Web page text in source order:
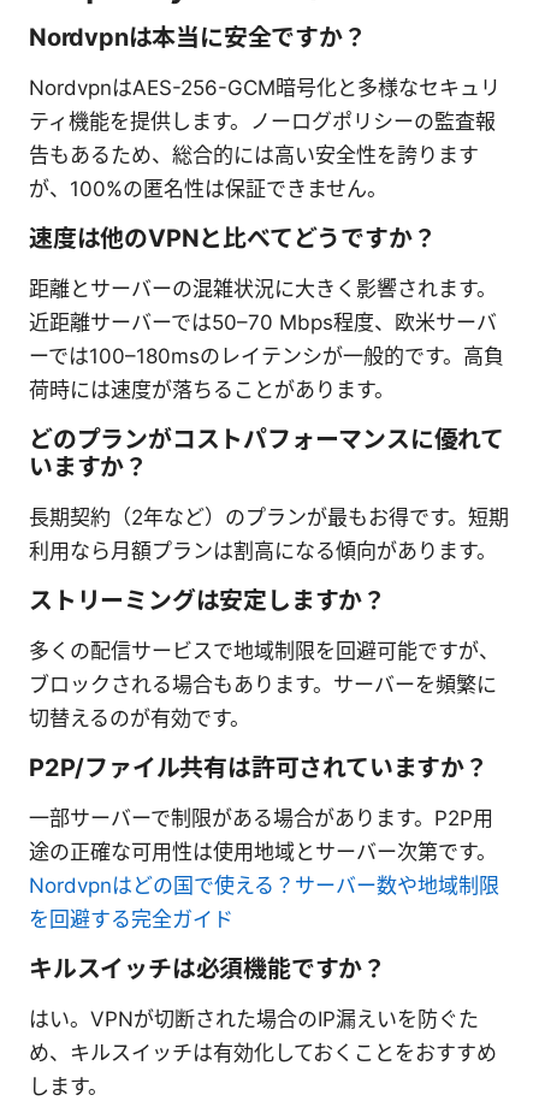
Nordvpnは本当に安全ですか？
NordvpnはAES-256-GCM暗号化と多様なセキュリ
ティ機能を提供します。ノーログポリシーの監査報
告もあるため、総合的には高い安全性を誇ります
が、100%の匿名性は保証できません。
速度は他のVPNと比べてどうですか？
距離とサーバーの混雑状況に大きく影響されます。
近距離サーバーでは50–70 Mbps程度、欧米サーバ
ーでは100–180msのレイテンシが一般的です。高負
荷時には速度が落ちることがあります。
どのプランがコストパフォーマンスに優れて
いますか？
長期契約（2年など）のプランが最もお得です。短期
利用なら月額プランは割高になる傾向があります。
ストリーミングは安定しますか？
多くの配信サービスで地域制限を回避可能ですが、
ブロックされる場合もあります。サーバーを頻繁に
切替えるのが有効です。
P2P/ファイル共有は許可されていますか？
一部サーバーで制限がある場合があります。P2P用
途の正確な可用性は使用地域とサーバー次第です。
Nordvpnはどの国で使える？サーバー数や地域制限
を回避する完全ガイド
キルスイッチは必須機能ですか？
はい。VPNが切断された場合のIP漏えいを防ぐた
め、キルスイッチは有効化しておくことをおすすめ
します。